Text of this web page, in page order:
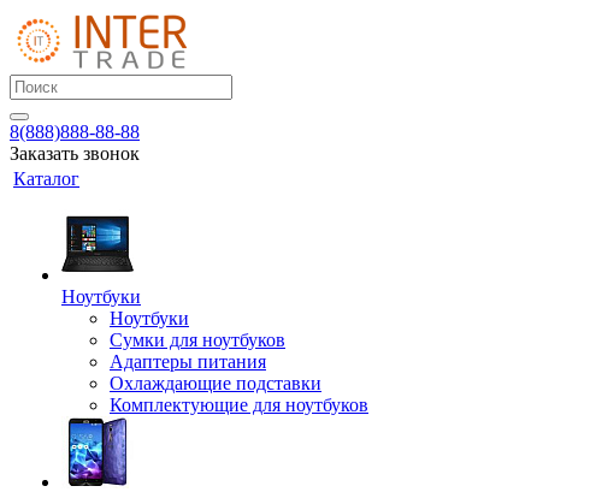
8(888)888-88-88
Заказать звонок
Каталог
Ноутбуки
Ноутбуки
Сумки для ноутбуков
Адаптеры питания
Охлаждающие подставки
Комплектующие для ноутбуков